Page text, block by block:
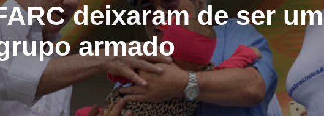
deixaram de ser um
armado